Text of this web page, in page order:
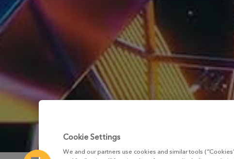
Cookie Settings
We and our partners use cookies and similar tools